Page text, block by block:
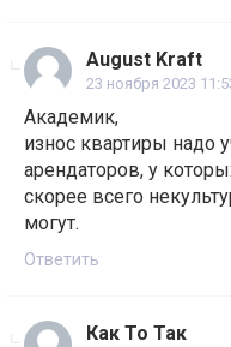
August Kraft
23 ноября 2023
Академик,
износ квартиры надо
арендаторов, у
скорее всего
могут.
Ответить
Как То Так